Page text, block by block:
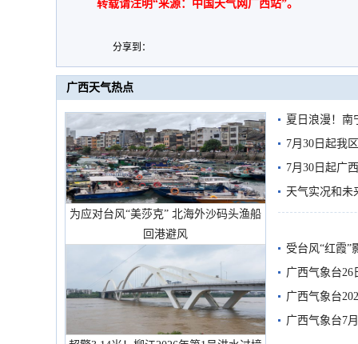
转载请注明“来源：中国天气网广西站”。
分享到：
广西天气热点
为应对台风“美莎克” 北海外沙码头渔船
回港避风
夏日浪漫！南
7月30日起我
7月30日起广
天气实况和未
受台风“红霞”
有较强降雨
广西气象台26
广西气象台
预警
广西气象台7